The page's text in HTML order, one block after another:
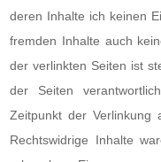
deren Inhalte ich keinen
fremden Inhalte auch
der verlinkten Seiten ist
der Seiten
Zeitpunkt der Verlinkung
Rechtswidrige Inhalte